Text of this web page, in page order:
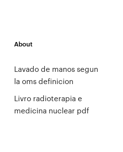
About
Lavado de manos segun
la oms definicion
Livro radioterapia e
medicina nuclear pdf